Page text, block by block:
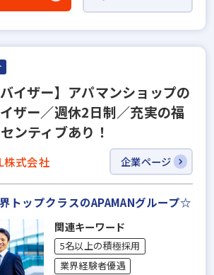
バイザー】アパマンショップの
ザー／週休2日制／充実の福
ンティブあり！
株式会社 企業ページ
トップクラスのAPAMANグループ☆
関連キーワード
5名以上の積極採用
業界経験者優遇